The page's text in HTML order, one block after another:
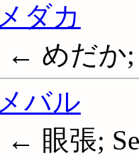
メダカ
← めだか;
メバル
← 眼張;